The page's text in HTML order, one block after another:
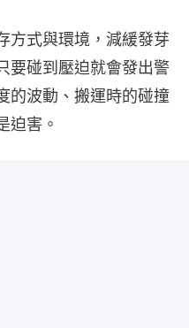
方式與環境，減緩發芽
要碰到壓迫就會發出警
的波動、搬運時的碰撞
迫害。